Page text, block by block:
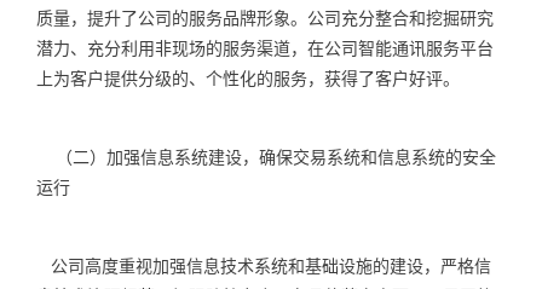
质量，提升了公司的服务品牌形象。公司充分整合和挖掘研究
潜力、充分利用非现场的服务渠道，在公司智能通讯服务平台
上为客户提供分级的、个性化的服务，获得了客户好评。
（二）加强信息系统建设，确保交易系统和信息系统的安全
运行
公司高度重视加强信息技术系统和基础设施的建设，严格信